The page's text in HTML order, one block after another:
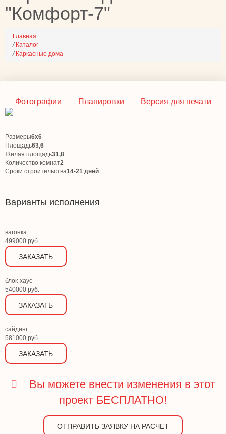
"Комфорт-7"
Главная
/ Каталог
/ Каркасные дома
Фотографии Планировки Версия для печати
Размеры6х6
Площадь63,6
Жилая площадь31,8
Количество комнат2
Сроки строительства14-21 дней
Варианты исполнения
вагонка
499000 руб.
ЗАКАЗАТЬ
блок-хаус
540000 руб.
ЗАКАЗАТЬ
сайдинг
581000 руб.
ЗАКАЗАТЬ
Вы можете внести изменения в этот
проект БЕСПЛАТНО!
ОТПРАВИТЬ ЗАЯВКУ НА РАСЧЕТ